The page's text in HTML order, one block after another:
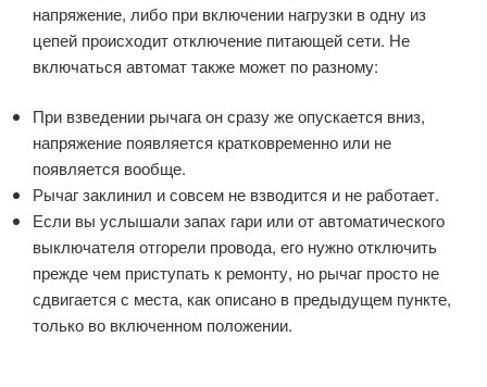
напряжение, либо при включении нагрузки в одну из
цепей происходит отключение питающей сети. Не
включаться автомат также может по разному:
При взведении рычага он сразу же опускается вниз,
напряжение появляется кратковременно или не
появляется вообще.
Рычаг заклинил и совсем не взводится и не работает.
Если вы услышали запах гари или от автоматического
выключателя отгорели провода, его нужно отключить
прежде чем приступать к ремонту, но рычаг просто не
сдвигается с места, как описано в предыдущем пункте,
только во включенном положении.